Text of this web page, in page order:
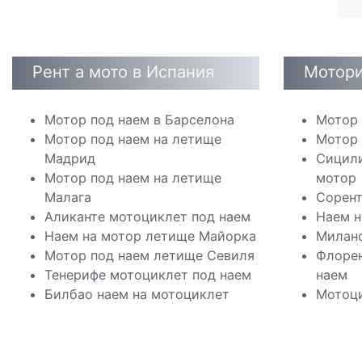
Рент а мото в Испания
Мотор под наем в Барселона
Мотор под наем на летище
Мадрид
Мотор под наем на летище
Малага
Аликанте мотоциклет под наем
Наем на мотор летище Майорка
Мотор под наем летище Севиля
Тенерифе мотоциклет под наем
Билбао наем на мотоциклет
Мотор
Мотор
мотор
Наем
наем